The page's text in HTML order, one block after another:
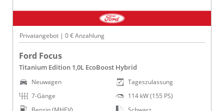
Privatangebot | 0 € Anzahlung
Ford Focus
Titanium Edition 1,0L EcoBoost Hybrid
Neuwagen
7-Gänge
Tageszulassung
114 kW (155 PS)